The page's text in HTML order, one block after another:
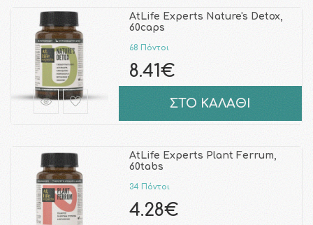
AtLife Experts Nature's Detox,
60caps
68 Πόντοι
8.41€
ΣΤΟ ΚΑΛΑΘΙ
AtLife Experts Plant Ferrum,
60tabs
34 Πόντοι
4.28€